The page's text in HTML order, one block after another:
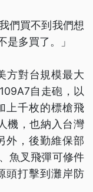
們買不到我們想
多買了。」
方對台規模最大
自走砲，以
上千枚的標槍飛
機，也納入台灣
外，後勤維保部
魚叉飛彈可修件
頭打擊到灘岸防